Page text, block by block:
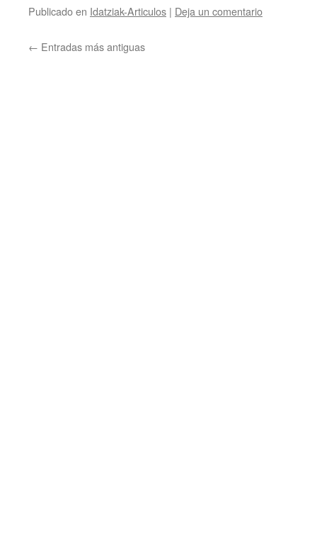
Publicado en Idatziak-Articulos | Deja un comentario
← Entradas más antiguas